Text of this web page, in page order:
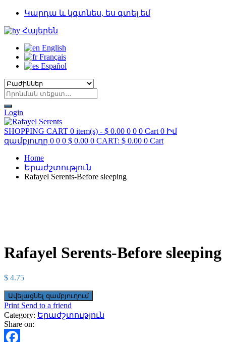
Կարդա և կգտնես, ես գտել եմ
Հայերեն
English
Français
Español
Login
SHOPPING CART 0 item(s) - $ 0.00 0 0 0 Cart 0 Իմ
զամբյուղը 0 0 0 $ 0.00 0 CART: $ 0.00 0 Cart
Home
Երաժշտություն
Rafayel Serents-Before sleeping
Rafayel Serents-Before sleeping
$ 4.75
Ավելացնել զամբյուղում
Print Send to a friend
Category: Երաժշտություն
Share on: